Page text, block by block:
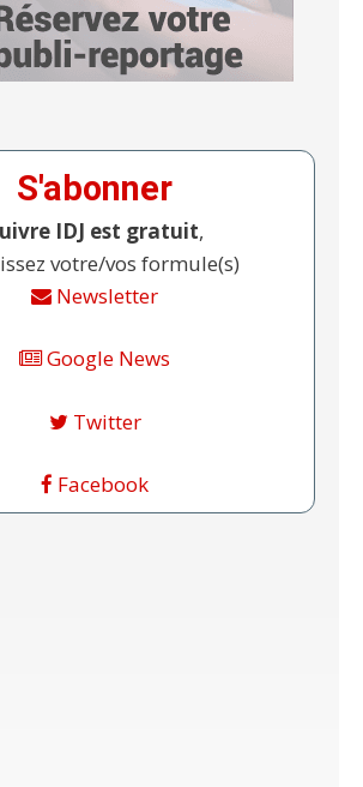
S'abonner
IDJ est gratuit,
votre/vos formule(s)
Newsletter
Google News
Twitter
Facebook